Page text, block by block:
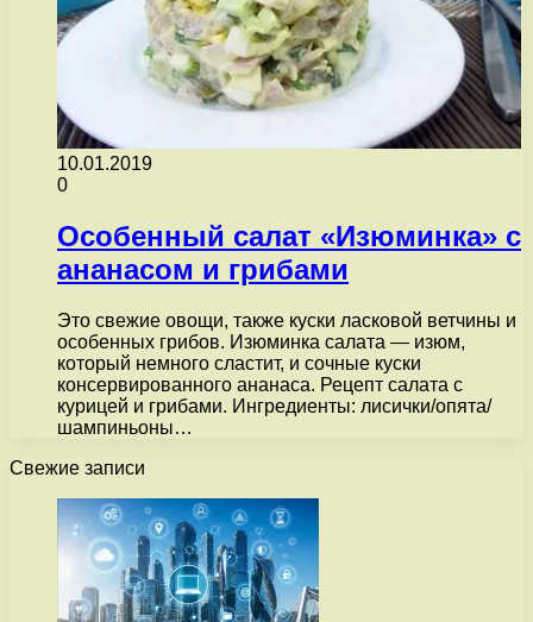
10.01.2019
0
Особенный салат «Изюминка» с
ананасом и грибами
Это свежие овощи, также куски ласковой ветчины и
особенных грибов. Изюминка салата — изюм,
который немного сластит, и сочные куски
консервированного ананаса. Рецепт салата с
курицей и грибами. Ингредиенты: лисички/опята/
шампиньоны…
Свежие записи